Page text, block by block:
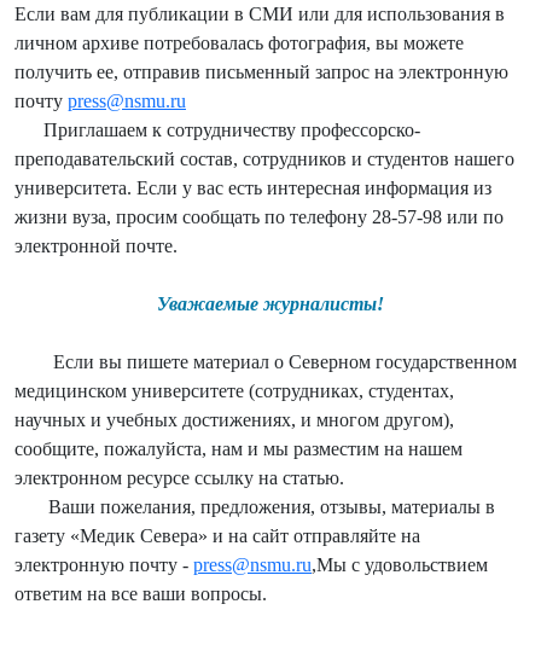
Если вам для публикации в СМИ или для использования в
личном архиве потребовалась фотография, вы можете
получить ее, отправив письменный запрос на электронную
почту press@nsmu.ru
Приглашаем к сотрудничеству профессорско-
преподавательский состав, сотрудников и студентов нашего
университета. Если у вас есть интересная информация из
жизни вуза, просим сообщать по телефону 28-57-98 или по
электронной почте.
Уважаемые журналисты!
Если вы пишете материал о Северном государственном
медицинском университете (сотрудниках, студентах,
научных и учебных достижениях, и многом другом),
сообщите, пожалуйста, нам и мы разместим на нашем
электронном ресурсе ссылку на статью.
Ваши пожелания, предложения, отзывы, материалы в
газету «Медик Севера» и на сайт отправляйте на
электронную почту - press@nsmu.ru,Мы с удовольствием
ответим на все ваши вопросы.